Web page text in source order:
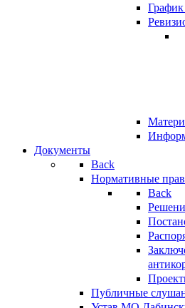
Документы
Back
Нормативные
Back
Публичные